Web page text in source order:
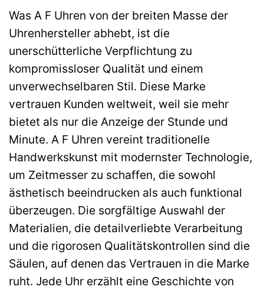
Was A F Uhren von der breiten Masse der
Uhrenhersteller abhebt, ist die
unerschütterliche Verpflichtung zu
kompromissloser Qualität und einem
unverwechselbaren Stil. Diese Marke
vertrauen Kunden weltweit, weil sie mehr
bietet als nur die Anzeige der Stunde und
Minute. A F Uhren vereint traditionelle
Handwerkskunst mit modernster Technologie,
um Zeitmesser zu schaffen, die sowohl
ästhetisch beeindrucken als auch funktional
überzeugen. Die sorgfältige Auswahl der
Materialien, die detailverliebte Verarbeitung
und die rigorosen Qualitätskontrollen sind die
Säulen, auf denen das Vertrauen in die Marke
ruht. Jede Uhr erzählt eine Geschichte von